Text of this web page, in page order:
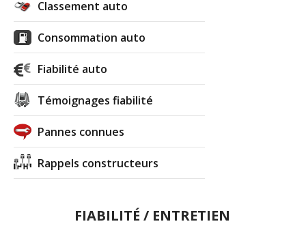
Classement auto
Consommation auto
Fiabilité auto
Témoignages fiabilité
Pannes connues
Rappels constructeurs
FIABILITÉ / ENTRETIEN